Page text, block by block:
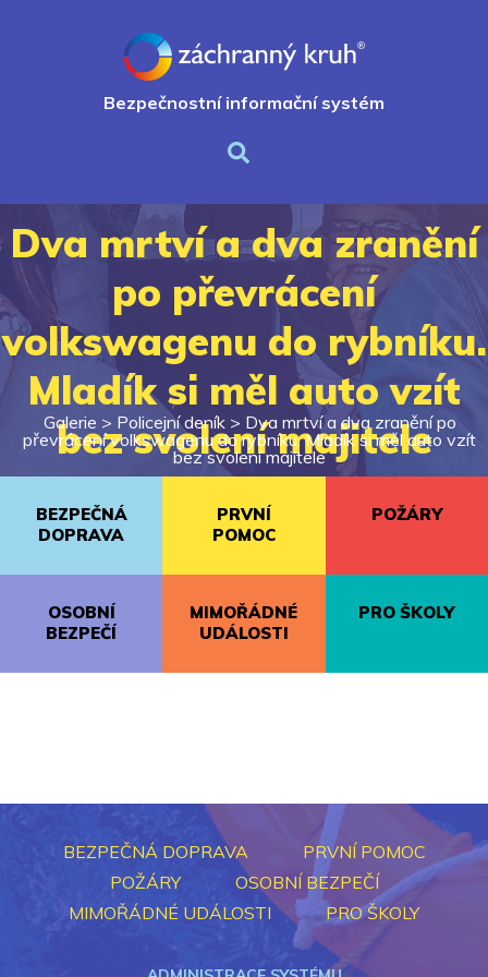
Bezpečnostní informační systém
Dva mrtví a dva zranění
po převrácení
volkswagenu do rybníku.
Mladík si měl auto vzít
bez svolení majitele
Galerie > Policejní deník> Dva mrtví a dva zranění po
převrácení volkswagenu do rybníku. Mladík si měl auto vzít
bez svolení majitele
BEZPEČNÁ
DOPRAVA
PRVNÍ
POMOC
POŽÁRY
OSOBNÍ
BEZPEČÍ
MIMOŘÁDNÉ
UDÁLOSTI
PRO ŠKOLY
BEZPEČNÁ DOPRAVA
PRVNÍ POMOC
POŽÁRY
OSOBNÍ BEZPEČÍ
MIMOŘÁDNÉ UDÁLOSTI
PRO ŠKOLY